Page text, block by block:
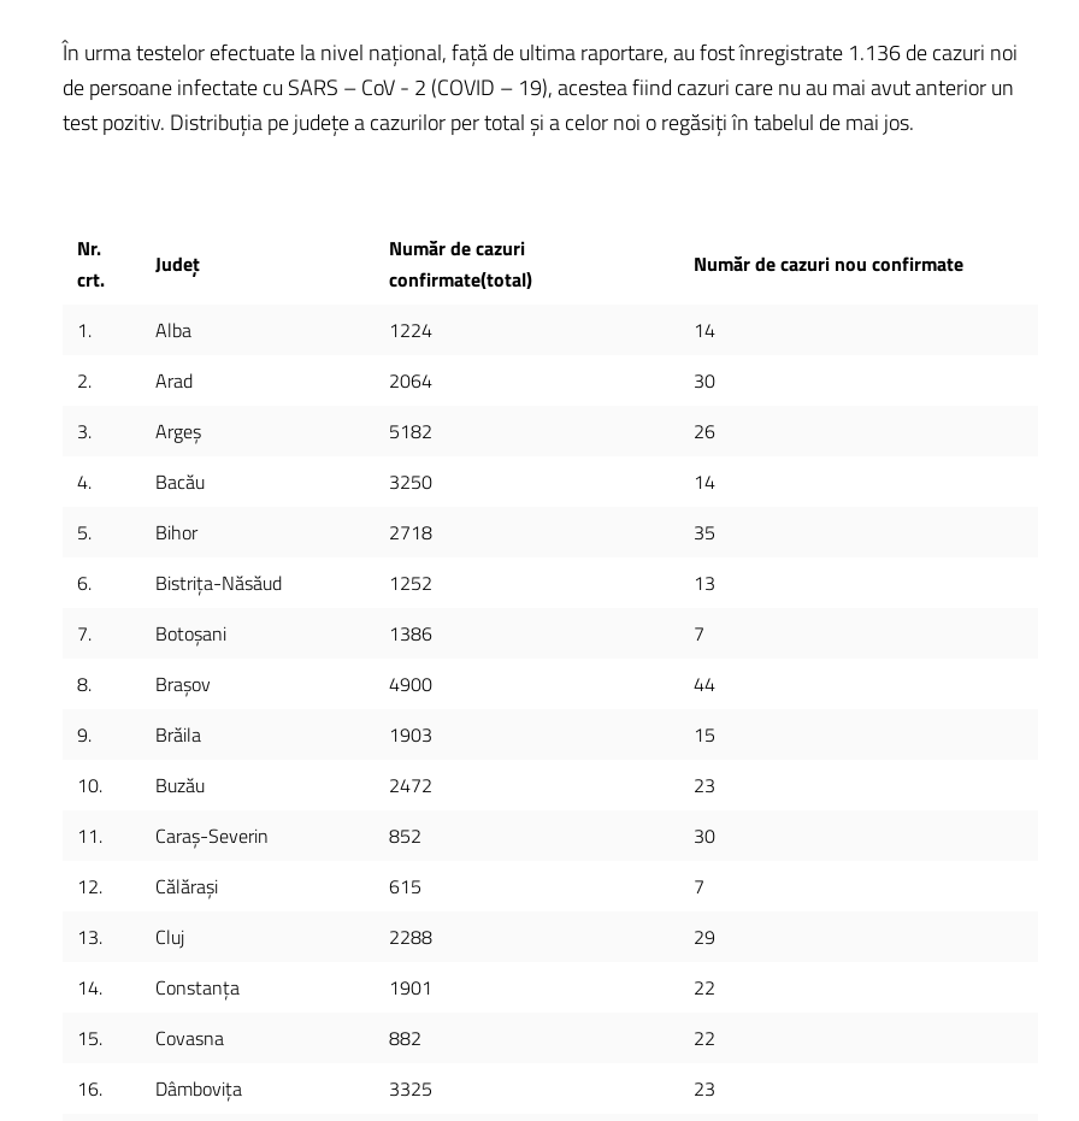
În urma testelor efectuate la nivel național, față de ultima raportare, au fost înregistrate 1.136 de cazuri noi
de persoane infectate cu SARS – CoV - 2 (COVID – 19), acestea fiind cazuri care nu au mai avut anterior un
test pozitiv. Distribuția pe județe a cazurilor per total și a celor noi o regăsiți în tabelul de mai jos.
Nr.
crt.
Județ
Număr de cazuri
confirmate(total)
Număr de cazuri nou confirmate
1. Alba 1224
14
2.
Arad 2064
30
3.
Argeș 5182
26
4.
Bacău 3250
14
5.
Bihor 2718
35
6.
Bistrița-Năsăud 1252
13
7.
Botoșani 1386
7
8.
Brașov 4900
44
9.
Brăila 1903
15
10.
Buzău 2472
23
11.
Caraș-Severin 852
30
12.
Călărași 615
7
13.
Cluj 2288
29
14.
Constanța 1901
22
15.
Covasna 882
22
16.
Dâmbovița 3325
23